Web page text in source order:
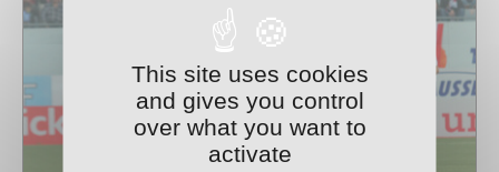
This site uses cookies
and gives you control
over what you want to
activate